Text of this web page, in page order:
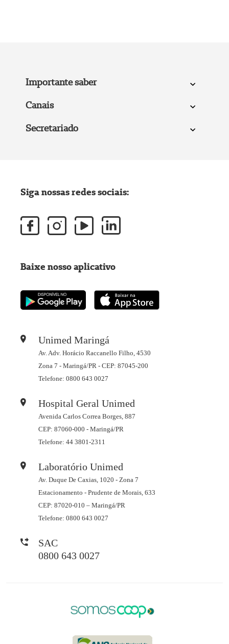
Importante saber
Canais
Secretariado
Unimed Maringá
Av. Adv. Horácio Raccanello Filho, 4530
Zona 7 - Maringá/PR - CEP: 87045-200
Telefone: 0800 643 0027
Hospital Geral Unimed
Avenida Carlos Correa Borges, 887
CEP: 87060-000 - Maringá/PR
Telefone: 44 3801-2311
Laboratório Unimed
Av. Duque De Caxias, 1020 - Zona 7
Estacionamento - Prudente de Morais, 633
CEP: 87020-010 – Maringá/PR
Telefone: 0800 643 0027
SAC
0800 643 0027
Siga nossas redes sociais:
Baixe nosso aplicativo